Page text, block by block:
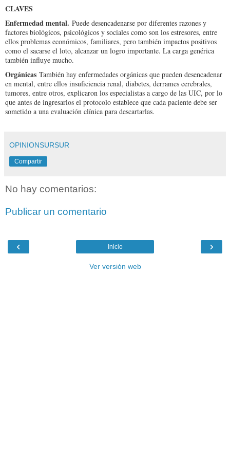
CLAVES
Enfermedad mental. Puede desencadenarse por diferentes razones y
factores biológicos, psicológicos y sociales como son los estresores, entre
ellos problemas económicos, familiares, pero también impactos positivos
como el sacarse el loto, alcanzar un logro importante. La carga genérica
también influye mucho.
Orgánicas También hay enfermedades orgánicas que pueden desencadenar
en mental, entre ellos insuficiencia renal, diabetes, derrames cerebrales,
tumores, entre otros, explicaron los especialistas a cargo de las UIC, por lo
que antes de ingresarlos el protocolo establece que cada paciente debe ser
sometido a una evaluación clínica para descartarlas.
OPINIONSURSUR
Compartir
No hay comentarios:
Publicar un comentario
‹ ›
Inicio
Ver versión web